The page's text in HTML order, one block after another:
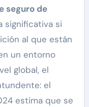
seguro de
significativa si
al que están
un entorno
global, el
el
estima que se